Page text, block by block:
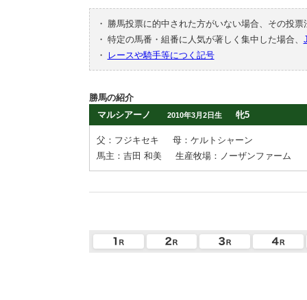
・
勝馬投票に的中された方がいない場合、その投
・ 特定の馬番・組番に人気が著しく集中した場合、
・
レースや騎手等につく記号
勝馬の紹介
マルシアーノ
2010年3月2日生 牝5
父：フジキセキ
母：ケルトシャーン
馬主：吉田 和美
生産牧場：ノーザンファーム